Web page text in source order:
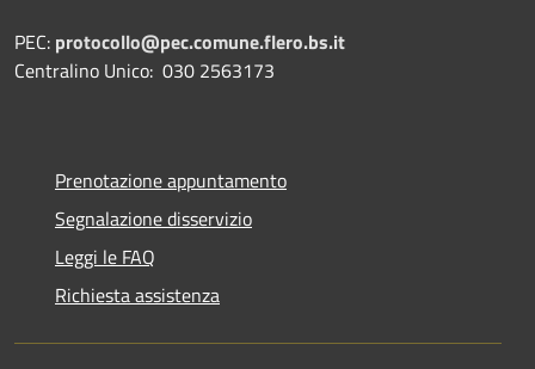
PEC: protocollo@pec.comune.flero.bs.it
Centralino Unico: 030 2563173
Prenotazione appuntamento
Segnalazione disservizio
Leggi le FAQ
Richiesta assistenza